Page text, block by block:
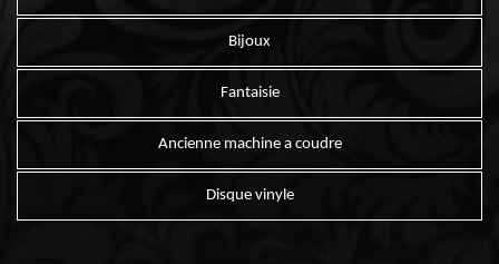
Bijoux
Fantaisie
Ancienne machine a coudre
Disque vinyle